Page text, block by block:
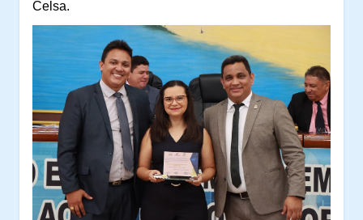
Celsa.